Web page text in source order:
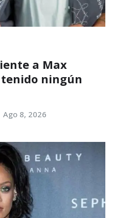
a Max
tenido ningún
Ago 8, 2026